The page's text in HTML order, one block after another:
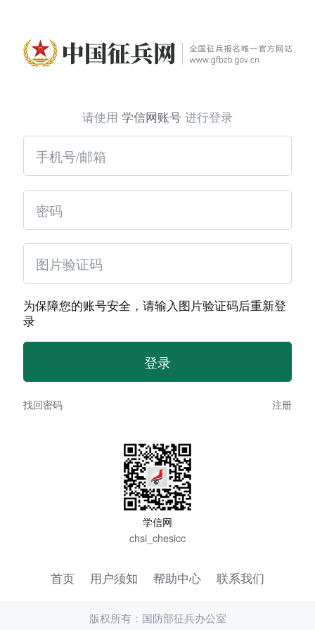
请使用 学信网账号 进行登录
为保障您的账号安全，请输入图片验证码后重新登
录
找回密码 注册
学信网
chsi_chesicc
首页 用户须知 帮助中心 联系我们
版权所有：国防部征兵办公室